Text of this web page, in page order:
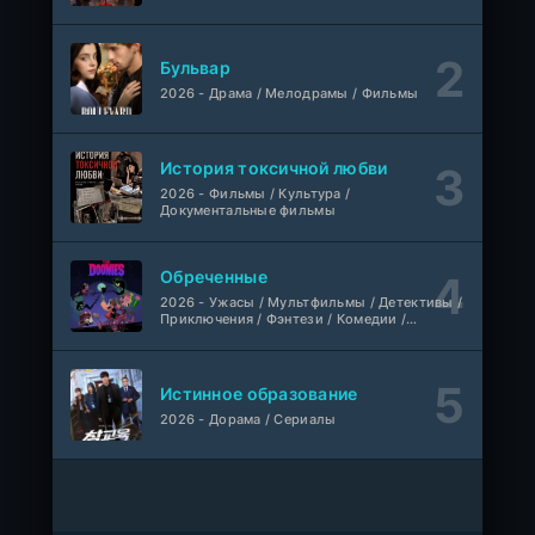
1 сезон
Мыльные оперы Турции, AlisaDirilis, Субтитры
1-6 серия
Бульвар
2026 - Драма / Мелодрамы / Фильмы
История токсичной любви
2026 - Фильмы / Культура /
Документальные фильмы
Обреченные
2026 - Ужасы / Мультфильмы / Детективы /
Приключения / Фэнтези / Комедии /
Истинное образование
2026 - Дорама / Сериалы